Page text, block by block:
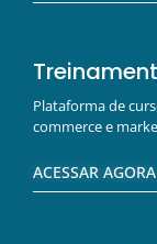
Plataforma de
commerce e
ACESSAR AGORA